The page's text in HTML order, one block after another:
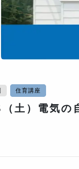
住育講座
土）電気の